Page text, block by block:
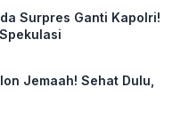
Surpres Ganti Kapolri!
Jemaah! Sehat Dulu,